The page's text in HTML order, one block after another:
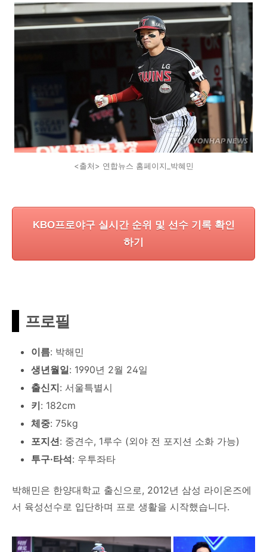
<출처> 연합뉴스 홈페이지_박혜민
KBO프로야구 실시간 순위 및 선수 기록 확인
하기
프로필
이름: 박해민
생년월일: 1990년 2월 24일
출신지: 서울특별시
키: 182cm
체중: 75kg
포지션: 중견수, 1루수 (외야 전 포지션 소화 가능)
투구·타석: 우투좌타
박해민은 한양대학교 출신으로, 2012년 삼성 라이온즈에
서 육성선수로 입단하며 프로 생활을 시작했습니다.